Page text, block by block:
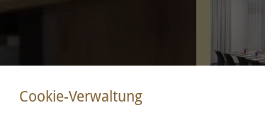
Cookie-Verwaltung